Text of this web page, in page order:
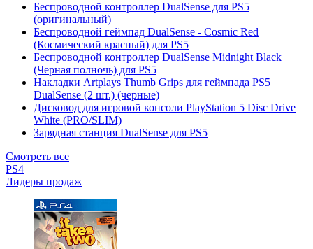
Беспроводной контроллер DualSense для PS5
(оригинальный)
Беспроводной геймпад DualSense - Cosmic Red
(Космический красный) для PS5
Беспроводной контроллер DualSense Midnight Black
(Черная полночь) для PS5
Накладки Artplays Thumb Grips для геймпада PS5
DualSense (2 шт.) (черные)
Дисковод для игровой консоли PlayStation 5 Disc Drive
White (PRO/SLIM)
Зарядная станция DualSense для PS5
Смотреть все
PS4
Лидеры продаж